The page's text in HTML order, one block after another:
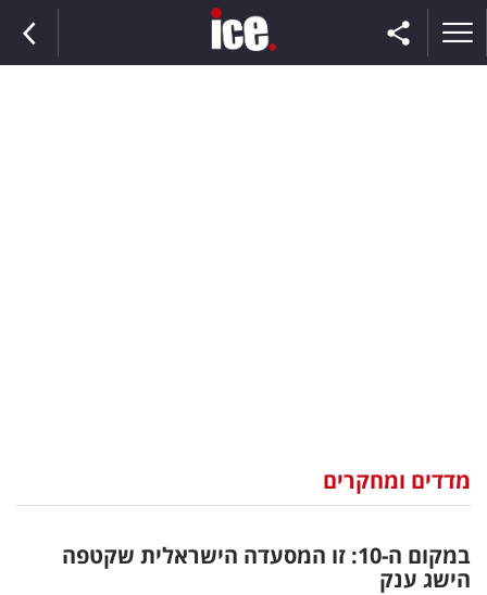
וצרכנות
דיגיטל
מדדים ומחקרים
במקום ה-10: זו המסעדה הישראלית שקטפה
הישג ענק